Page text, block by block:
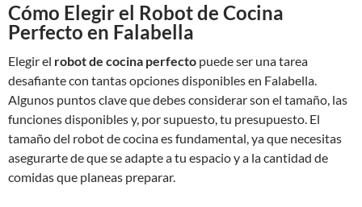
Cómo Elegir el Robot de Cocina
Perfecto en Falabella
Elegir el robot de cocina perfecto puede ser una tarea
desafiante con tantas opciones disponibles en Falabella.
Algunos puntos clave que debes considerar son el tamaño, las
funciones disponibles y, por supuesto, tu presupuesto. El
tamaño del robot de cocina es fundamental, ya que necesitas
asegurarte de que se adapte a tu espacio y a la cantidad de
comidas que planeas preparar.